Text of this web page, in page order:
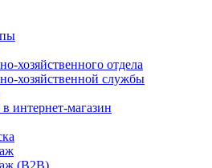
хозяйственного отдела
хозяйственной службы
интернет-магазин
(B2B)